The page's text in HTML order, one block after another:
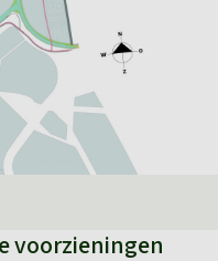
voorzieningen